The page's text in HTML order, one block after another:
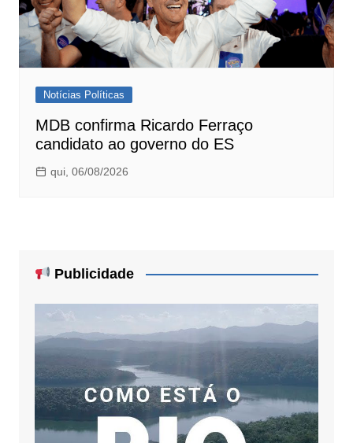
Notícias Políticas
MDB confirma Ricardo Ferraço
candidato ao governo do ES
qui, 06/08/2026
Publicidade